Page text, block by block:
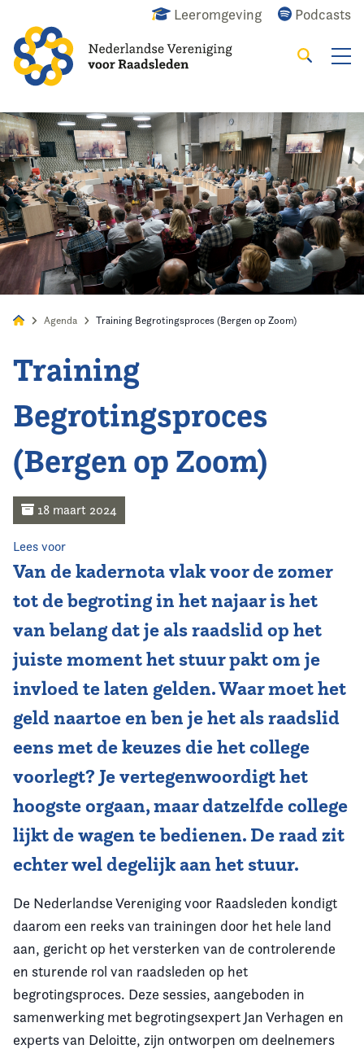
Leeromgeving Podcasts
Alles Nieuws Agenda Raadslid
Zoeken
Home
Agenda
Nieuws
Opleiding
Kennis & Informatie
Contact
Agenda Training Begrotingsproces (Bergen op Zoom)
Training
Begrotingsproces
(Bergen op Zoom)
18 maart 2024
Lees voor
Van de kadernota vlak voor de zomer
tot de begroting in het najaar is het
van belang dat je als raadslid op het
juiste moment het stuur pakt om je
invloed te laten gelden. Waar moet het
geld naartoe en ben je het als raadslid
eens met de keuzes die het college
voorlegt? Je vertegenwoordigt het
hoogste orgaan, maar datzelfde college
lijkt de wagen te bedienen. De raad zit
echter wel degelijk aan het stuur.
De Nederlandse Vereniging voor Raadsleden kondigt
daarom een reeks van trainingen door het hele land
aan, gericht op het versterken van de controlerende
en sturende rol van raadsleden op het
begrotingsproces. Deze sessies, aangeboden in
samenwerking met begrotingsexpert Jan Verhagen en
experts van Deloitte, zijn ontworpen om deelnemers